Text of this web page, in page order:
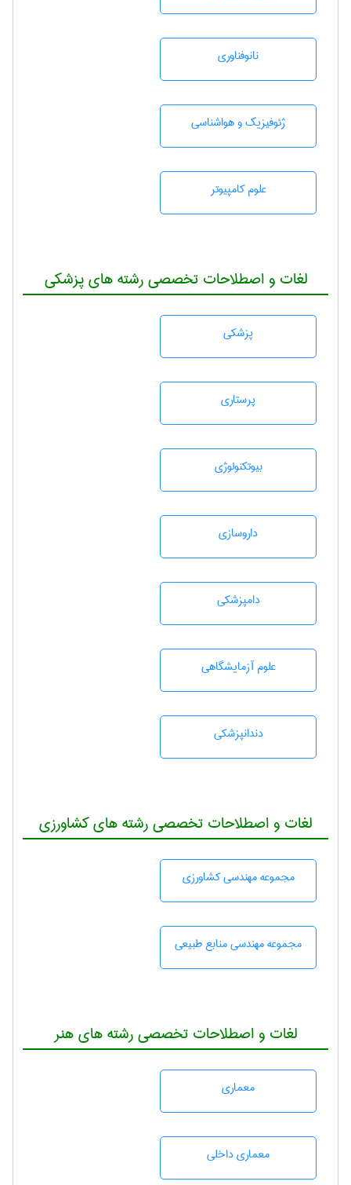
نانوفناوری
ژئوفيزيك و هواشناسی
علوم کامپیوتر
لغات و اصطلاحات تخصصی رشته های پزشکی
پزشكی
پرستاری
بيوتكنولوژی
داروسازی
دامپزشكی
علوم آزمايشگاهی
دندانپزشكی
لغات و اصطلاحات تخصصی رشته های کشاورزی
مجموعه مهندسی كشاورزی
مجموعه مهندسی منابع طبيعی
لغات و اصطلاحات تخصصی رشته های هنر
معماری
معماری داخلی